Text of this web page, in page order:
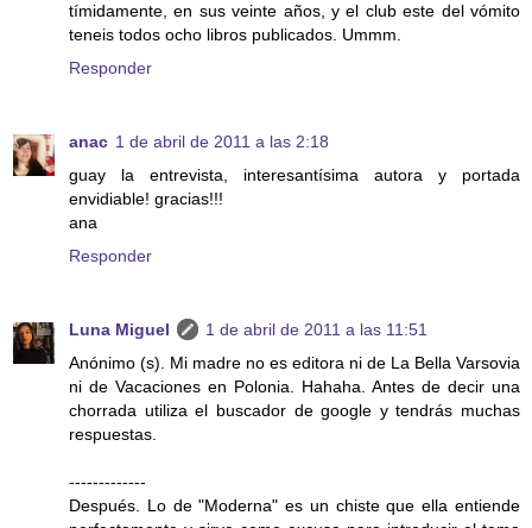
tímidamente, en sus veinte años, y el club este del vómito
teneis todos ocho libros publicados. Ummm.
Responder
anac 1 de abril de 2011 a las 2:18
guay la entrevista, interesantísima autora y portada
envidiable! gracias!!!
ana
Responder
Luna Miguel
1 de abril de 2011 a las 11:51
Anónimo (s). Mi madre no es editora ni de La Bella Varsovia
ni de Vacaciones en Polonia. Hahaha. Antes de decir una
chorrada utiliza el buscador de google y tendrás muchas
respuestas.
-------------
Después. Lo de "Moderna" es un chiste que ella entiende